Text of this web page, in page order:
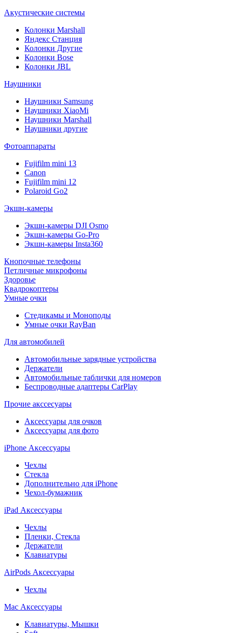
Акустические системы
Колонки Marshall
Яндекс Станция
Колонки Другие
Колонки Bose
Колонки JBL
Наушники
Наушники Samsung
Наушники XiaoMi
Наушники Marshall
Наушники другие
Фотоаппараты
Fujifilm mini 13
Canon
Fujifilm mini 12
Polaroid Go2
Экшн-камеры
Экшн-камеры DJI Osmo
Экшн-камеры Go-Pro
Экшн-камеры Insta360
Кнопочные телефоны
Петличные микрофоны
Здоровье
Квадрокоптеры
Умные очки
Стедикамы и Моноподы
Умные очки RayBan
Для автомобилей
Автомобильные зарядные устройства
Держатели
Автомобильные таблички для номеров
Беспроводные адаптеры CarPlay
Прочие акссесуары
Аксессуары для очков
Аксессуары для фото
iPhone Аксессуары
Чехлы
Стекла
Дополнительно для iPhone
Чехол-бумажник
iPad Аксессуары
Чехлы
Пленки, Стекла
Держатели
Клавиатуры
AirPods Аксессуары
Чехлы
Mac Аксессуары
Клавиатуры, Мышки